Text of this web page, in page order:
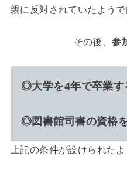
親に反対されていたよう
その後、参
◎大学を4年で卒業す
◎図書館司書の資格
上記の条件が設けられたよ